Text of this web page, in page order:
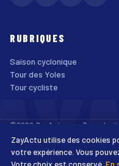
RUBRIQUES
Saison cyclonique
Tour des Yoles
Tour cycliste
©2026 ZayActu.org. Tous
Agency
Mentions légales
Confidentialité
ZayActu utilise des cookies
votre expérience. Vous
Votre choix est conservé. En